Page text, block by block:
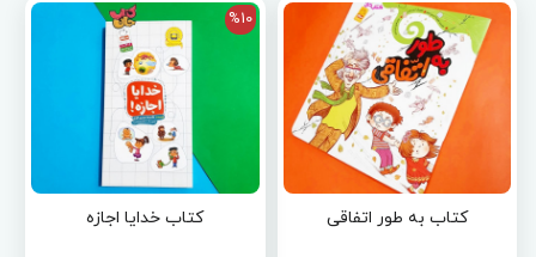
کتاب به طور اتفاقی
%10
کتاب خدایا اجازه